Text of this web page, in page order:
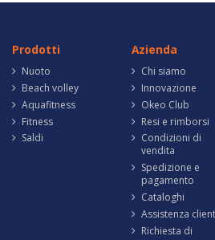
Prodotti
Nuoto
Beach volley
Aquafitness
Fitness
Saldi
Azienda
Chi siamo
Innovazione
Okeo Club
Resi e rimborsi
Condizioni di
vendita
Spedizione e
pagamento
Cataloghi
Assistenza
Richiesta di